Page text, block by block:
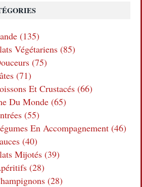
(135)
Végétariens (85)
(75)
(71)
Et Crustacés (66)
Du Monde (65)
(55)
En Accompagnement (46)
(40)
Mijotés (39)
(28)
(28)